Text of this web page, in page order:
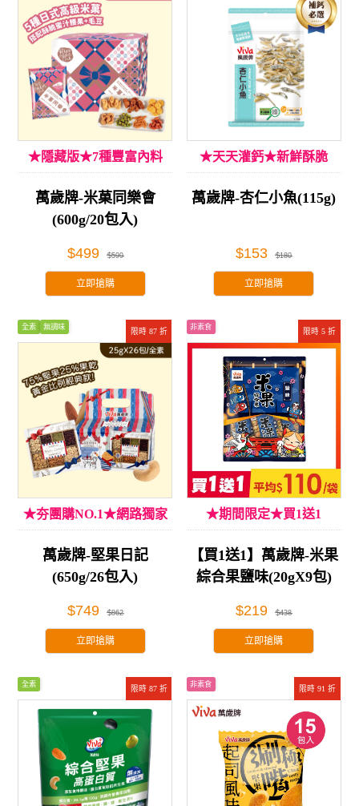
★隱藏版★7種豐富內料
萬歲牌-米菓同樂會
(600g/20包入)
$499 $599
立即搶購
★天天灌鈣★新鮮酥脆
萬歲牌-杏仁小魚(115g)
$153 $180
立即搶購
限時 87 折
全素 無調味
★夯團購NO.1★網路獨家
萬歲牌-堅果日記
(650g/26包入)
$749 $862
立即搶購
限時 5 折
非素食
★期間限定★買1送1
【買1送1】萬歲牌-米果
綜合果鹽味(20gX9包)
$219 $438
立即搶購
限時 87 折
全素
限時 91 折
非素食